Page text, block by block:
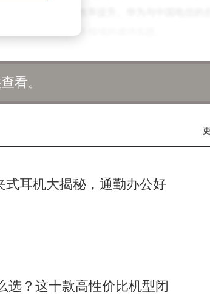
交通、智能制造等领域的成功实践。
技术创新战略，进一步挖掘5G-A的潜力，推动
与全球合作伙伴的关系，秉持“开放创新”的理
包括在上海、广东等地实现的三载波聚合连片
杆，和江浙地区的低空飞行示范项目，其中的
一堂，共同探讨如何通过AI技术创新推动业务
华为展区位于上海新国际博览中心N1馆，展示
可能。
看。
式耳机大揭秘，通勤办公好
选？这十款高性价比机型闭